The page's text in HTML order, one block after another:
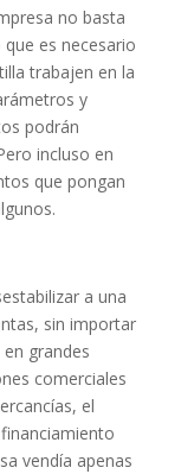
no basta
es necesario
trabajen en la
y
podrán
incluso en
que pongan
a una
sin importar
grandes
comerciales
el
vendía apenas